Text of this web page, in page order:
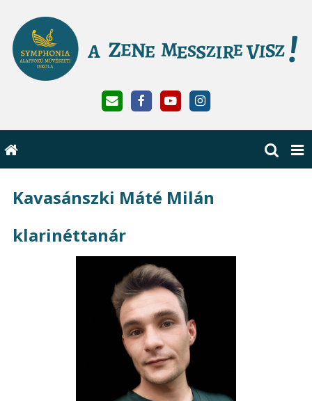
Kavasánszki Máté Milán
klarinéttanár